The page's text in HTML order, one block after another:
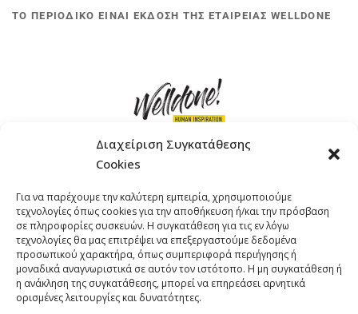
Διαχείριση Συγκατάθεσης
Cookies
Για να παρέχουμε την καλύτερη εμπειρία, χρησιμοποιούμε
τεχνολογίες όπως cookies για την αποθήκευση ή/και την πρόσβαση
σε πληροφορίες συσκευών. Η συγκατάθεση για τις εν λόγω
τεχνολογίες θα μας επιτρέψει να επεξεργαστούμε δεδομένα
προσωπικού χαρακτήρα, όπως συμπεριφορά περιήγησης ή
μοναδικά αναγνωριστικά σε αυτόν τον ιστότοπο. Η μη συγκατάθεση ή
η ανάκληση της συγκατάθεσης, μπορεί να επηρεάσει αρνητικά
ορισμένες λειτουργίες και δυνατότητες.
ΤΟ ΠΕΡΙΟΔΙΚΟ ΕΙΝΑΙ ΕΚΔΟΣΗ ΤΗΣ ΕΤΑΙΡΕΙΑΣ WELLDONE
ΤΗΛΕΦΩΝΟ: +30 211 4021758
EMAIL:info@welldone.com.gr